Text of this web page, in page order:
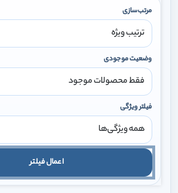
مرتب‌سازی
وضعیت موجودی
فیلتر ویژگی
اعمال فیلتر